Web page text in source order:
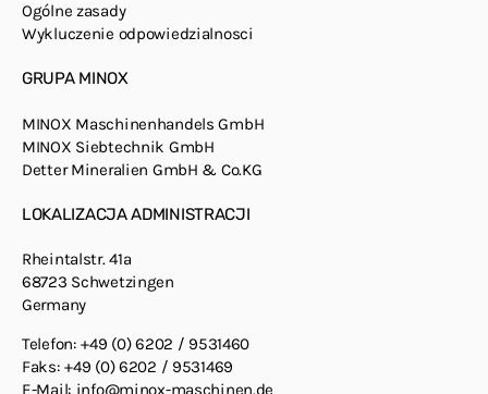
Ogólne zasady
Wykluczenie odpowiedzialnosci
GRUPA MINOX
MINOX Maschinenhandels GmbH
MINOX Siebtechnik GmbH
Detter Mineralien GmbH & Co.KG
LOKALIZACJA ADMINISTRACJI
Rheintalstr. 41a
68723 Schwetzingen
Germany
Telefon: +49 (0) 6202 / 9531460
Faks: +49 (0) 6202 / 9531469
E-Mail: info@minox-maschinen.de